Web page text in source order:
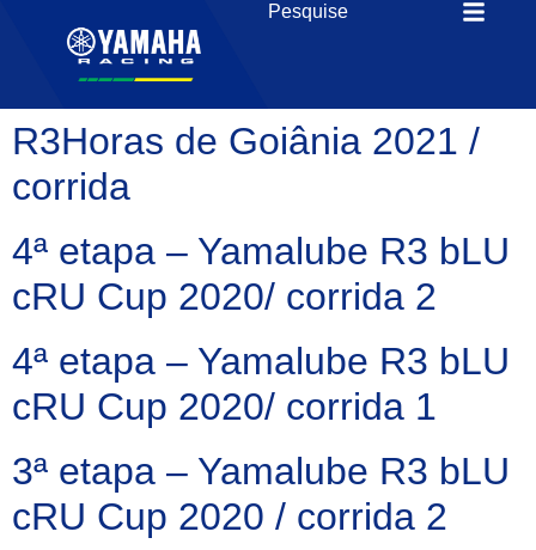
R3Horas de Goiânia 2021 /
corrida
4ª etapa – Yamalube R3 bLU
cRU Cup 2020/ corrida 2
4ª etapa – Yamalube R3 bLU
cRU Cup 2020/ corrida 1
3ª etapa – Yamalube R3 bLU
cRU Cup 2020 / corrida 2